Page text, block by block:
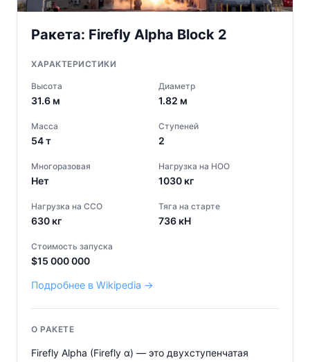
Ракета: Firefly Alpha Block 2
ХАРАКТЕРИСТИКИ
Высота
31.6 м
Диаметр
1.82 м
Масса
54т
Ступеней
2
Многоразовая
Нет
Нагрузка на НОО
1030 кг
Нагрузка на ССО
630 кг
Тяга на старте
736 кН
Стоимость запуска
$15 000 000
Подробнее в Wikipedia →
О РАКЕТЕ
Firefly Alpha (Firefly α) — это двухступенчатая